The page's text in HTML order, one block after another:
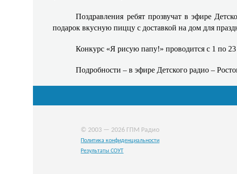
Поздравления ребят прозвучат в эфире
подарок вкусную пиццу с доставкой на дом для
Конкурс «Я рисую папу!» проводится с 1 по 23
Подробности – в эфире Детского радио –
© 2003 — 2026 ГПМ Радио
Политика конфиденциальности
Результаты СОУТ